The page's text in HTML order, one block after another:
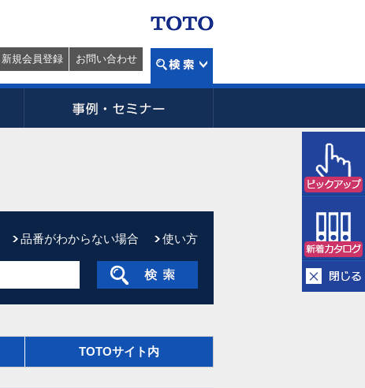
新規会員登録 お問い合わせ
使い方
品番がわからない場合
TOTOサイト内